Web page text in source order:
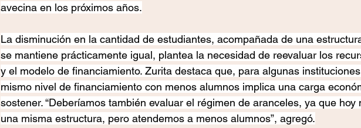
avecina en los próximos años.
La disminución en la cantidad de estudiantes, acompañada de una
se mantiene prácticamente igual, plantea la necesidad de reevaluar los
y el modelo de financiamiento. Zurita destaca que, para algunas
mismo nivel de financiamiento con menos alumnos implica una carga
sostener. “Deberíamos también evaluar el régimen de aranceles, ya que
una misma estructura, pero atendemos a menos alumnos”, agregó.